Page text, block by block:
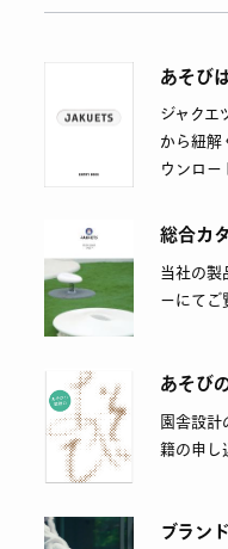
あそび
ジャクエ
から紐解
ウンロー
総合カ
当社の製
ーにてご
あそび
園舎設計
籍の申し
ブラン